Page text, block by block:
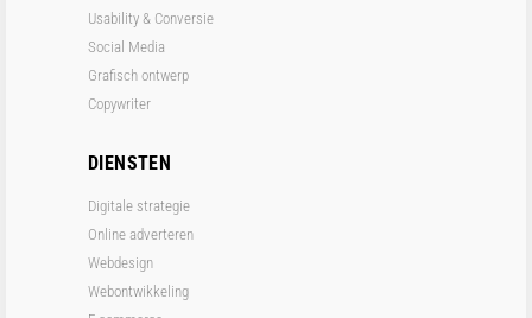
Usability & Conversie
Social Media
Grafisch ontwerp
Copywriter
DIENSTEN
Digitale strategie
Online adverteren
Webdesign
Webontwikkeling